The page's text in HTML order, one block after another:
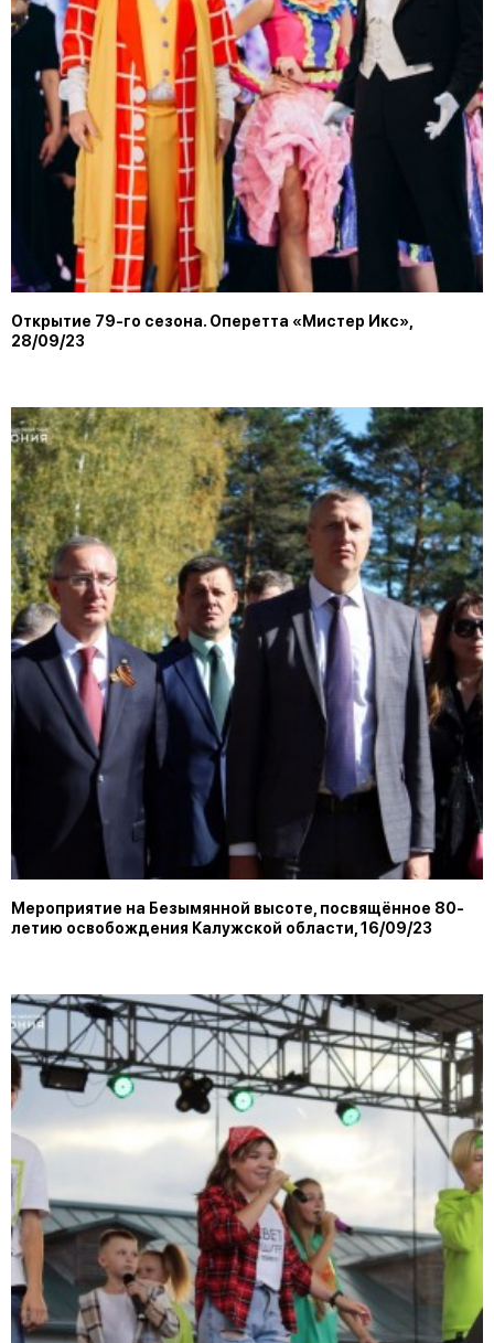
Открытие 79-го сезона. Оперетта «Мистер Икс»,
28/09/23
Мероприятие на Безымянной высоте, посвящённое 80-
летию освобождения Калужской области, 16/09/23